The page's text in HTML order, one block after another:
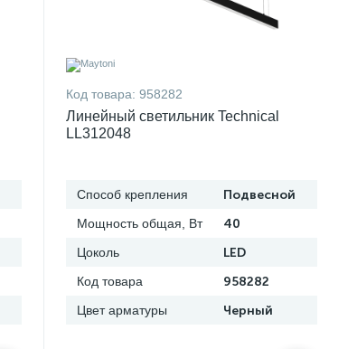
Код товара: 958282
Линейный светильник Technical
LL312048
Способ крепления Подвесной
Мощность общая, Вт 40
Цоколь LED
Код товара 958282
Цвет арматуры Черный